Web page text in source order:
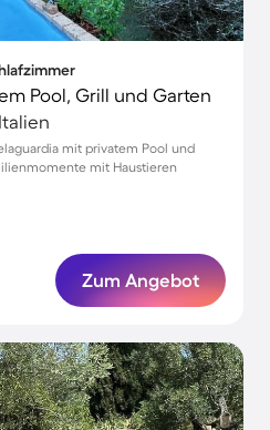
Pool, Grill und Garten
mit privatem Pool und
mit Haustieren
Zum Angebot